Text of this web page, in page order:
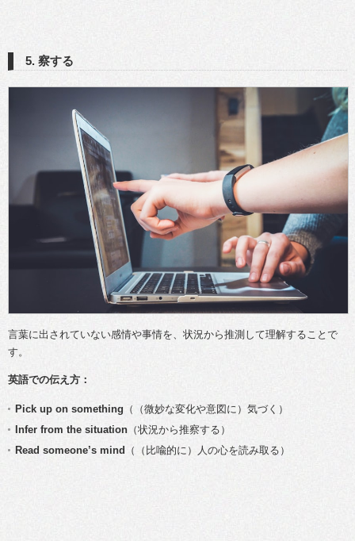
5. 察する
言葉に出されていない感情や事情を、状況から推測して理解することで
す。
英語での伝え方：
Pick up on something （（微妙な変化や意図に）気づく）
Infer from the situation （状況から推察する）
Read someone’s mind
（（比喩的に）人の心を読み取る）